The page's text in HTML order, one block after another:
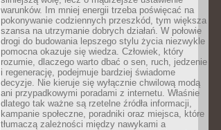
warunków. Im mniej energii trzeba poświęcać na
pokonywanie codziennych przeszkód, tym większa
szansa na utrzymanie dobrych działań. W połowie
drogi do budowania lepszego stylu życia niezwykle
pomocna okazuje się wiedza. Człowiek, który
rozumie, dlaczego warto dbać o sen, ruch, jedzenie
i regenerację, podejmuje bardziej świadome
decyzje. Nie kieruje się wyłącznie chwilową modą
ani przypadkowymi poradami z internetu. Właśnie
dlatego tak ważne są rzetelne źródła informacji,
kampanie społeczne, poradniki oraz miejsca, które
tłumaczą zależności między nawykami a